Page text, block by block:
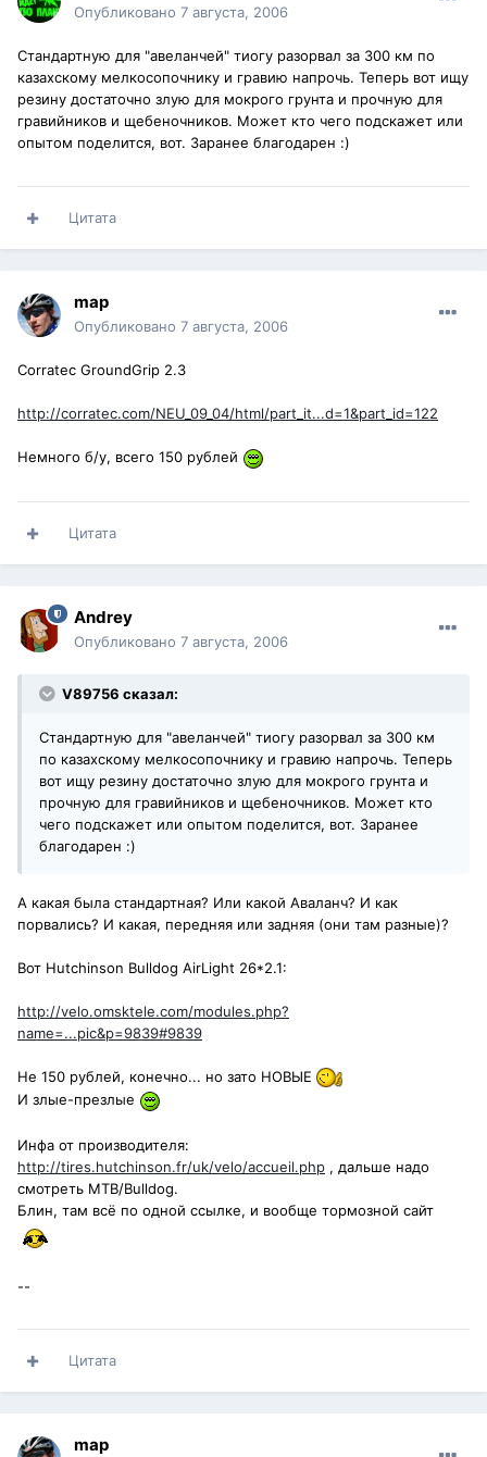
Опубликовано 7 августа, 2006
Стандартную для "авеланчей" тиогу разорвал за 300 км по
казахскому мелкосопочнику и гравию напрочь. Теперь вот ищу
резину достаточно злую для мокрого грунта и прочную для
гравийников и щебеночников. Может кто чего подскажет или
опытом поделится, вот. Заранее благодарен :)
Цитата
map
Опубликовано 7 августа, 2006
Corratec GroundGrip 2.3
http://corratec.com/NEU_09_04/html/part_it...d=1&part_id=122
Немного б/у, всего 150 рублей
Цитата
Andrey
Опубликовано 7 августа, 2006
V89756 сказал:
Стандартную для "авеланчей" тиогу разорвал за 300 км
по казахскому мелкосопочнику и гравию напрочь. Теперь
вот ищу резину достаточно злую для мокрого грунта и
прочную для гравийников и щебеночников. Может кто
чего подскажет или опытом поделится, вот. Заранее
благодарен :)
А какая была стандартная? Или какой Аваланч? И как
порвались? И какая, передняя или задняя (они там разные)?
Вот Hutchinson Bulldog AirLight 26*2.1:
http://velo.omsktele.com/modules.php?
name=...pic&p=9839#9839
Не 150 рублей, конечно... но зато НОВЫЕ
И злые-презлые
Инфа от производителя:
http://tires.hutchinson.fr/uk/velo/accueil.php , дальше надо
смотреть МТВ/Bulldog.
Блин, там всё по одной ссылке, и вообще тормозной сайт
--
Цитата
map